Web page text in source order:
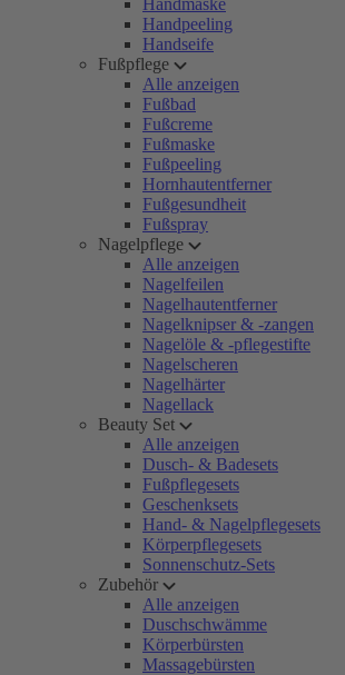
Handmaske
Handpeeling
Handseife
Fußpflege
Alle anzeigen
Fußbad
Fußcreme
Fußmaske
Fußpeeling
Hornhautentferner
Fußgesundheit
Fußspray
Nagelpflege
Alle anzeigen
Nagelfeilen
Nagelhautentferner
Nagelknipser & -zangen
Nagelöle & -pflegestifte
Nagelscheren
Nagelhärter
Nagellack
Beauty Set
Alle anzeigen
Dusch- & Badesets
Fußpflegesets
Geschenksets
Hand- & Nagelpflegesets
Körperpflegesets
Sonnenschutz-Sets
Zubehör
Alle anzeigen
Duschschwämme
Körperbürsten
Massagebürsten